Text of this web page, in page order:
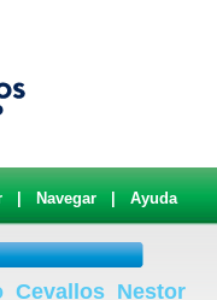
Navegar Ayuda